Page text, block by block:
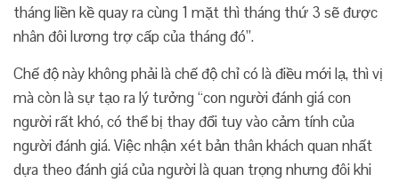
tháng liền kề quay ra cùng 1 mặt thì tháng thứ 3 sẽ được
nhân đôi lương trợ cấp của tháng đó”.
Chế độ này không phải là chế độ chỉ có là điều mới lạ, thì vị
mà còn là sự tạo ra lý tưởng “con người đánh giá con
người rất khó, có thể bị thay đổi tuy vào cảm tính của
người đánh giá. Việc nhận xét bản thân khách quan nhất
dựa theo đánh giá của người là quan trọng nhưng đôi khi